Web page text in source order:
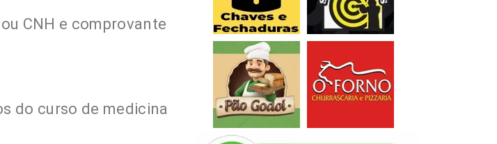
CNH e comprovante
do curso de medicina